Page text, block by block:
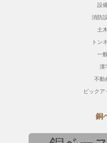
設
消防
土
トン
一
漢
不動
ピックア
銅